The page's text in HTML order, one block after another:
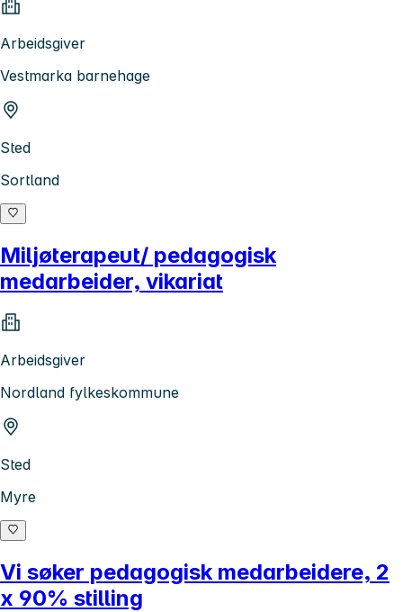
Arbeidsgiver
Vestmarka barnehage
Sted
Sortland
Miljøterapeut/ pedagogisk
medarbeider, vikariat
Arbeidsgiver
Nordland fylkeskommune
Sted
Myre
Vi søker pedagogisk medarbeidere, 2
x 90% stilling